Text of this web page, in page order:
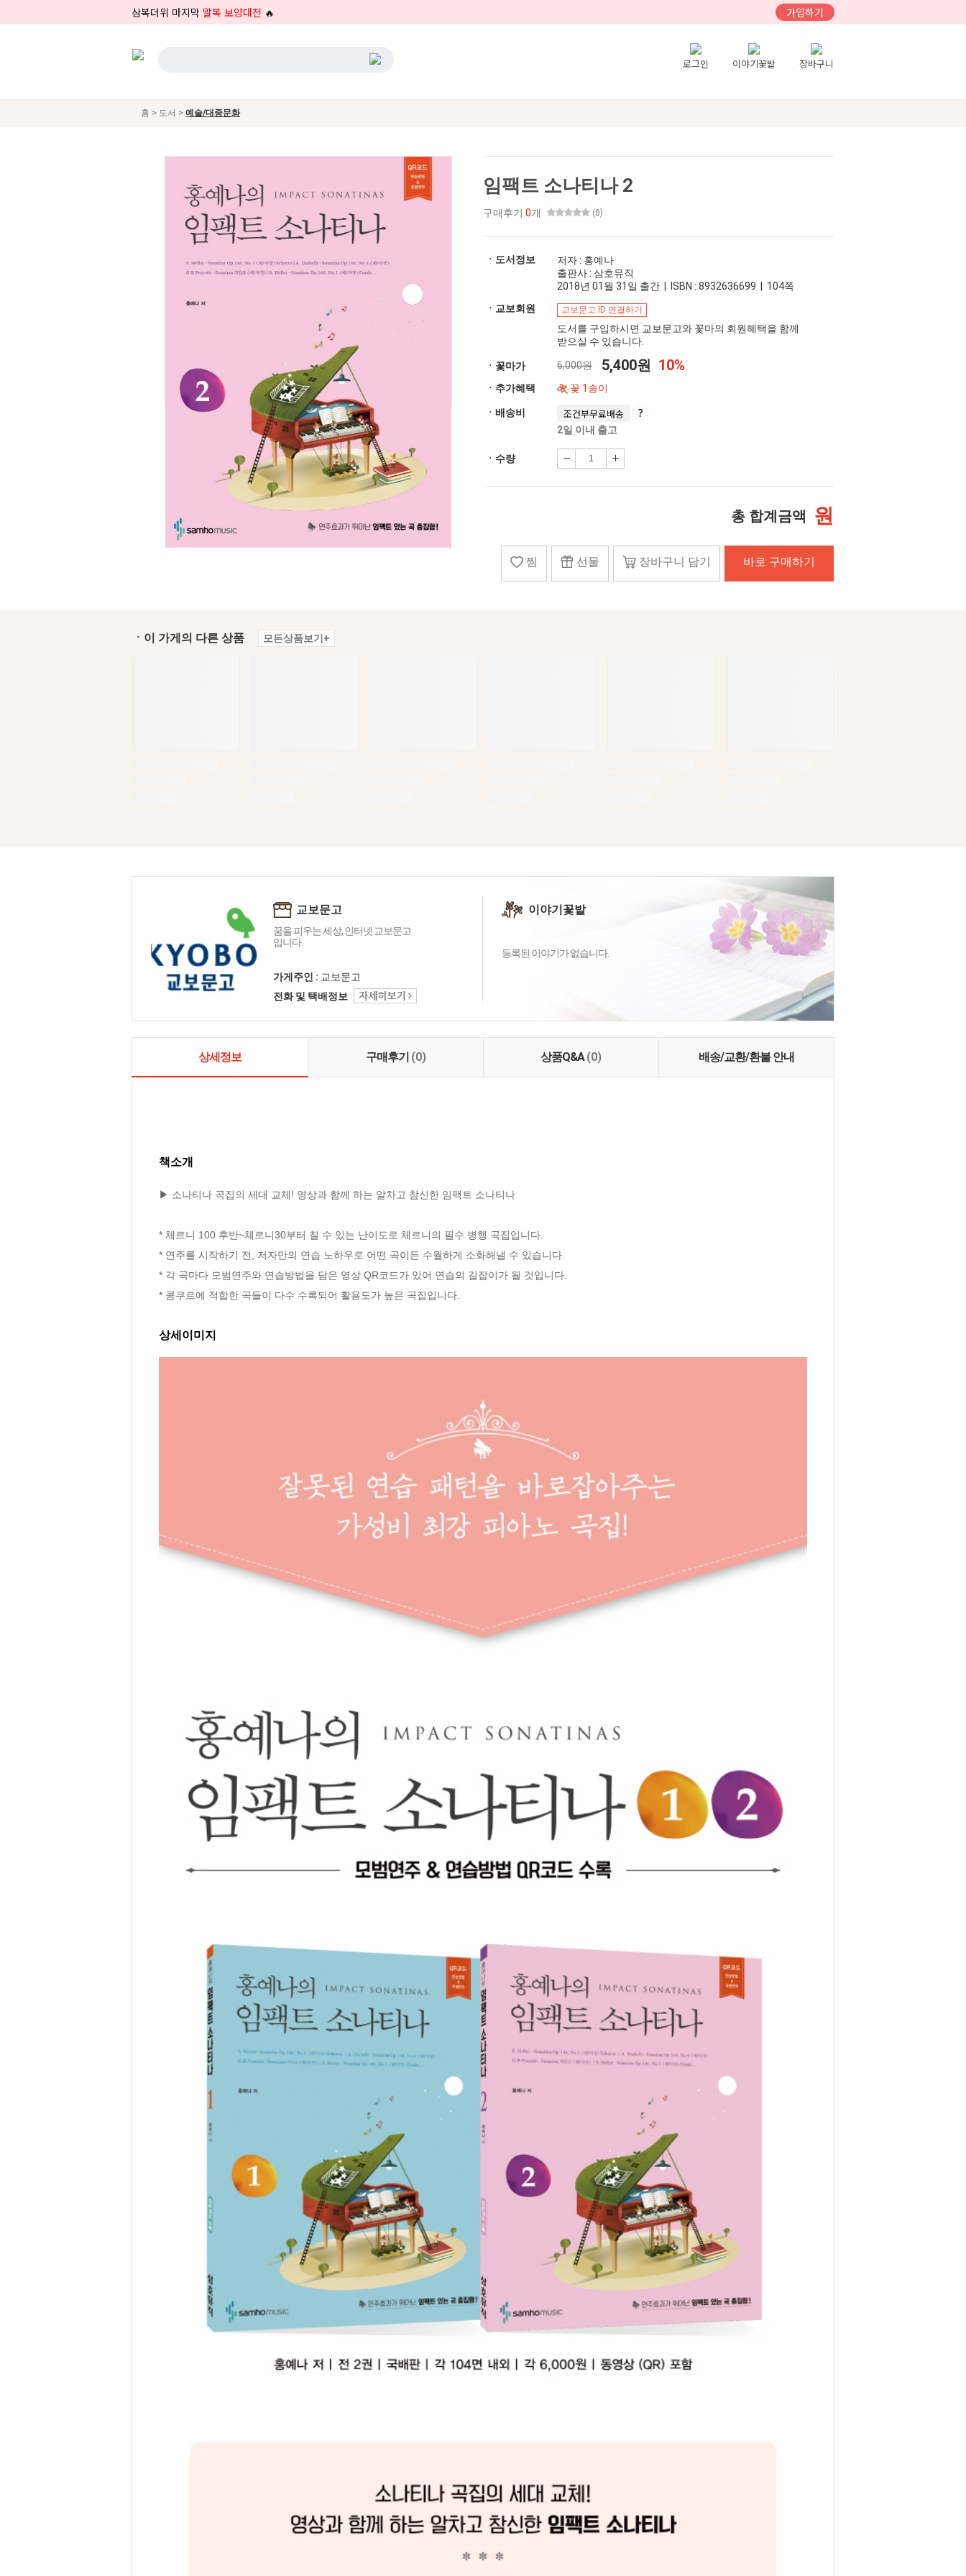
삼복더위 마지막 말복 보양대전 🔥 가입하기
로그인 이야기꽃밭 장바구니
홈 > 도서 > 예술/대중문화
임팩트 소나티나 2
구매후기 0개 (0)
ㆍ도서정보
저자 : 홍예나
출판사 : 삼호뮤직
2018년 01월 31일 출간 | ISBN : 8932636699 | 104쪽
ㆍ교보회원
교보문고 ID 연결하기
도서를 구입하시면 교보문고와 꽃마의 회원혜택을 함께
받으실 수 있습니다.
ㆍ꽃마가 6,000원 5,400원 10%
ㆍ추가혜택 꽃 1송이
ㆍ배송비 조건부무료배송
2일 이내 출고
ㆍ수량
총 합계금액 원
찜 선물 장바구니 담기 바로 구매하기
ㆍ이 가게의 다른 상품 모든상품보기+
교보문고
꿈을 피우는 세상, 인터넷 교보문고
입니다.
가게주인 : 교보문고
전화 및 택배정보
이야기꽃밭
등록된 이야기가 없습니다.
상세정보 구매후기 (0) 상품Q&A(0) 배송/교환/환불 안내
책소개
▶ 소나티나 곡집의 세대 교체! 영상과 함께 하는 알차고 참신한 임팩트 소나티나
* 체르니 100 후반~체르니30부터 칠 수 있는 난이도로 체르니의 필수 병행 곡집입니다.
* 연주를 시작하기 전, 저자만의 연습 노하우로 어떤 곡이든 수월하게 소화해낼 수 있습니다.
* 각 곡마다 모범연주와 연습방법을 담은 영상 QR코드가 있어 연습의 길잡이가 될 것입니다.
* 콩쿠르에 적합한 곡들이 다수 수록되어 활용도가 높은 곡집입니다.
상세이미지